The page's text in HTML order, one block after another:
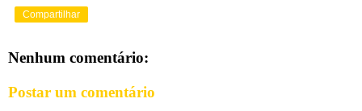
Compartilhar
Nenhum comentário:
Postar um comentário